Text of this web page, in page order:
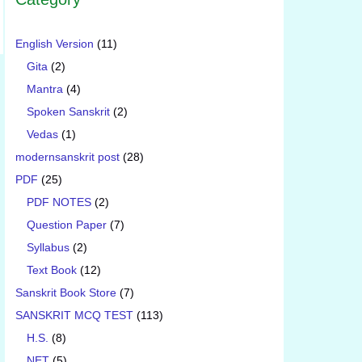
English Version (11)
Gita (2)
Mantra (4)
Spoken Sanskrit (2)
Vedas (1)
modernsanskrit post (28)
PDF (25)
PDF NOTES (2)
Question Paper (7)
Syllabus (2)
Text Book (12)
Sanskrit Book Store (7)
SANSKRIT MCQ TEST (113)
H.S. (8)